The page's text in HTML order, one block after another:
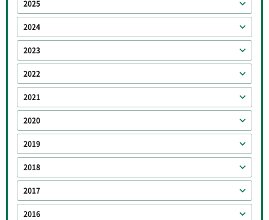
2025
2024
2023
2022
2021
2020
2019
2018
2017
2016